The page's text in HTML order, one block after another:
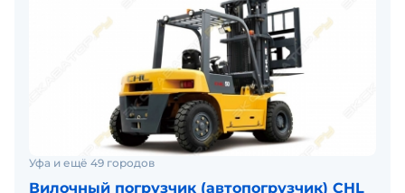
Уфа и ещё 49 городов
Вилочный погрузчик (автопогрузчик) CHL